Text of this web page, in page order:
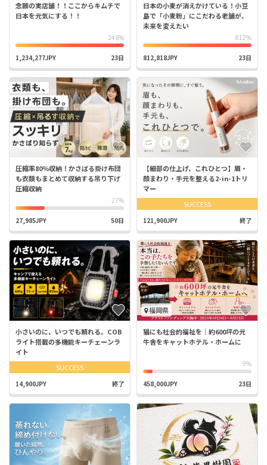
念願の実店舗！！ここからキムチで
日本を元気にする！！
246%
1,234,277JPY 23日
日本の小麦が消えかけている！小豆
島で「小麦粉」にこだわる老舗が、
未来を変えたい
812%
812,818JPY 23日
圧縮率80％収納！かさばる掛け布団
も衣類もまとめて収納する吊り下げ
圧縮収納
27%
27,985JPY 50日
【細部の仕上げ、これひとつ】眉・
顔まわり・手元を整える2-in-1トリ
マー
SUCCESS
121,900JPY 終了
小さいのに、いつでも頼れる。COB
ライト搭載の多機能キーチェーンラ
イト
SUCCESS
14,900JPY 終了
福岡県
猫にも社会的福祉を｜約600坪の元
牛舎をキャットホテル・ホームに
9%
458,000JPY 23日